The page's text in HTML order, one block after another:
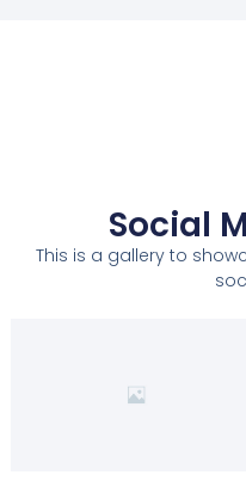
Social
This is a gallery to